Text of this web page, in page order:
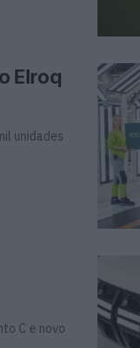
Elroq
unidades
C e novo